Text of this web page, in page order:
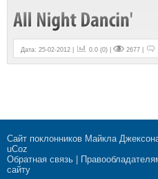
Дата: 25-02-2012 | 0.0 (0) | 2677 |
Сайт поклонников Майкла
uCoz
Обратная связь
сайту